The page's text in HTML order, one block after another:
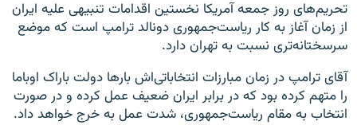
تحریم‌های روز جمعه آمریکا نخستین اقدامات تنبیهی علیه ایران
از زمان آغاز به کار ریاست‌جمهوری دونالد ترامپ است که موضع
سرسختانه‌تری نسبت به تهران دارد.
آقای ترامپ در زمان مبارزات انتخاباتی‌اش بارها دولت باراک اوباما
را متهم کرده بود که در برابر ایران ضعیف عمل کرده و در صورت
انتخاب به مقام ریاست‌جمهوری، شدت عمل به خرج خواهد داد.